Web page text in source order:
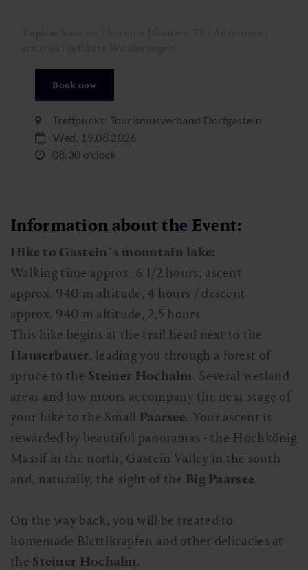
Book now
Treffpunkt: Tourismusverband Dorfgastein
Wed, 19.08.2026
08:30 o'clock
Information about the Event:
Hike to Gastein´s mountain lake:
Walking time approx. 6 1/2 hours, ascent
approx. 940 m altitude, 4 hours / descent
approx. 940 m altitude, 2,5 hours
This hike begins at the trail head next to the
Hauserbauer, leading you through a forest of
spruce to the Steiner Hochalm. Several wetland
areas and low moors accompany the next stage of
your hike to the Small Paarsee. Your ascent is
rewarded by beautiful panoramas - the Hochkönig
Massif in the north, Gastein Valley in the south
and, naturally, the sight of the Big Paarsee.
On the way back, you will be treated to
homemade Blattlkrapfen and other delicacies at
the Steiner Hochalm.